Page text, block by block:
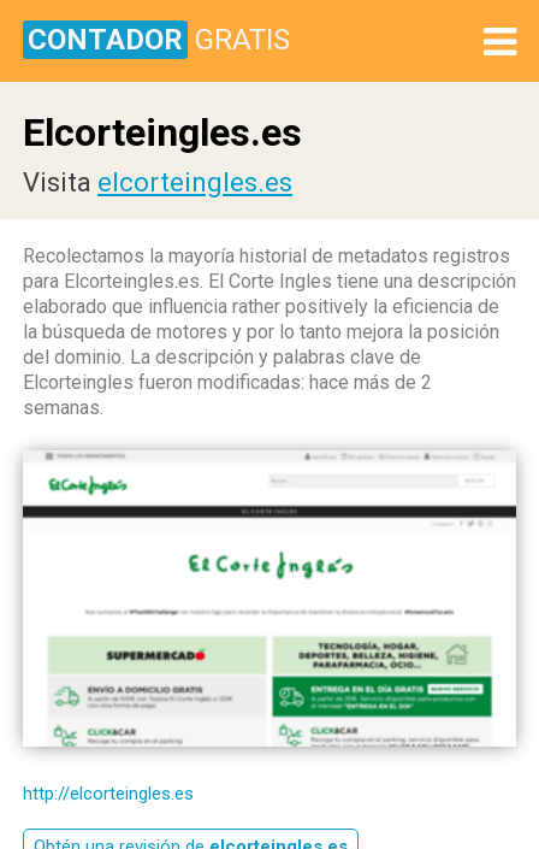
CONTADOR GRATIS
Elcorteingles.es
Visita elcorteingles.es
Recolectamos la mayoría historial de metadatos registros
para Elcorteingles.es. El Corte Ingles tiene una descripción
elaborado que influencia rather positively la eficiencia de
la búsqueda de motores y por lo tanto mejora la posición
del dominio. La descripción y palabras clave de
Elcorteingles fueron modificadas: hace más de 2
semanas.
http://elcorteingles.es